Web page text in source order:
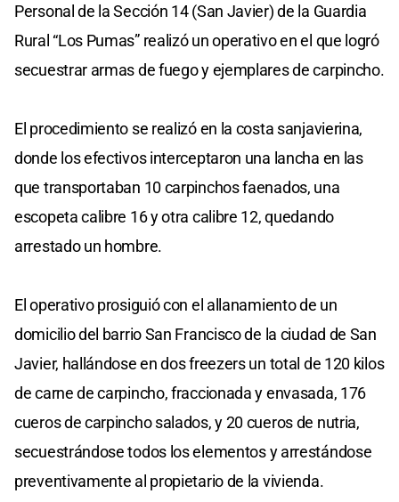
Personal de la Sección 14 (San Javier) de la Guardia
Rural “Los Pumas” realizó un operativo en el que logró
secuestrar armas de fuego y ejemplares de carpincho.
El procedimiento se realizó en la costa sanjavierina,
donde los efectivos interceptaron una lancha en las
que transportaban 10 carpinchos faenados, una
escopeta calibre 16 y otra calibre 12, quedando
arrestado un hombre.
El operativo prosiguió con el allanamiento de un
domicilio del barrio San Francisco de la ciudad de San
Javier, hallándose en dos freezers un total de 120 kilos
de carne de carpincho, fraccionada y envasada, 176
cueros de carpincho salados, y 20 cueros de nutria,
secuestrándose todos los elementos y arrestándose
preventivamente al propietario de la vivienda.